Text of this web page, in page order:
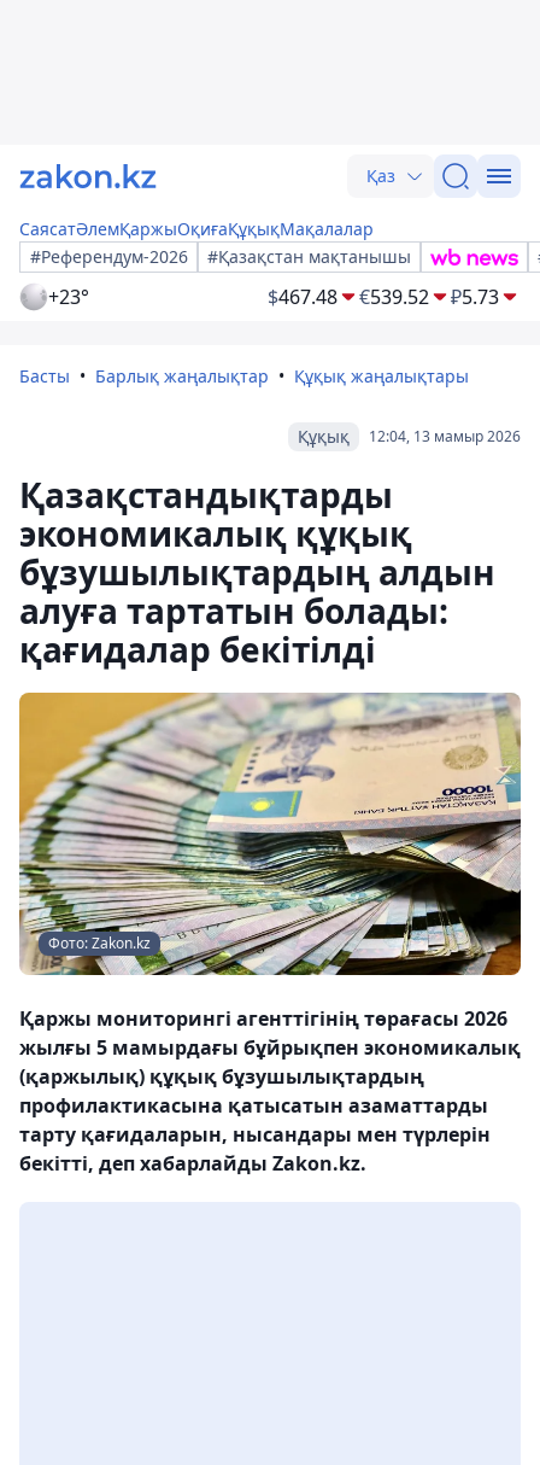
Қаз
СаясатӘлемҚаржыОқиғаҚұқықМақалалар
#Референдум-2026
#Қазақстан мақтанышы
+23° $467.48 €539.52 ₽5.73
Басты Барлық жаңалықтар Құқық жаңалықтары
12:04, 13 мамыр 2026
Құқық
Қазақстандықтарды
экономикалық құқық
бұзушылықтардың алдын
алуға тартатын болады:
қағидалар бекітілді
Фото: Zakon.kz
Қаржы мониторингі агенттігінің төрағасы 2026
жылғы 5 мамырдағы бұйрықпен экономикалық
(қаржылық) құқық бұзушылықтардың
профилактикасына қатысатын азаматтарды
тарту қағидаларын, нысандары мен түрлерін
бекітті, деп хабарлайды Zakon.kz.